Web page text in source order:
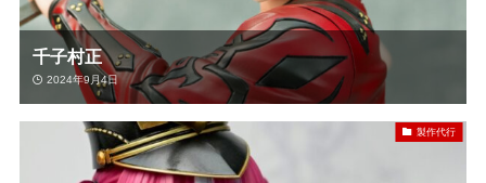
千子村正
2024年9月4日
製作代行